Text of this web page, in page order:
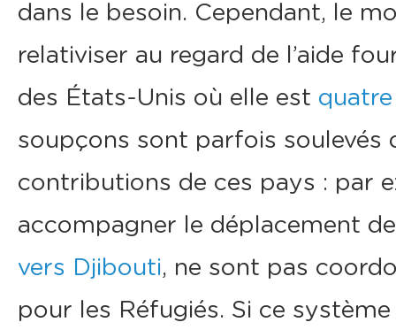
dans le besoin. Cependant, le
relativiser au regard de l’aide
des États-Unis où elle est
soupçons sont parfois soulevés
contributions de ces pays : par
accompagner le déplacement
vers Djibouti, ne sont pas
pour les Réfugiés. Si ce